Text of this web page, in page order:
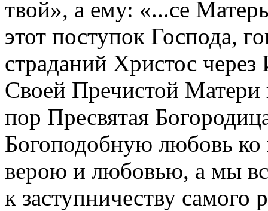
твой», а ему: «...се
этот поступок Господа,
страданий Христос
Своей Пречистой Матери
пор Пресвятая
Богоподобную любовь
верою и любовью, а мы
к заступничеству самого